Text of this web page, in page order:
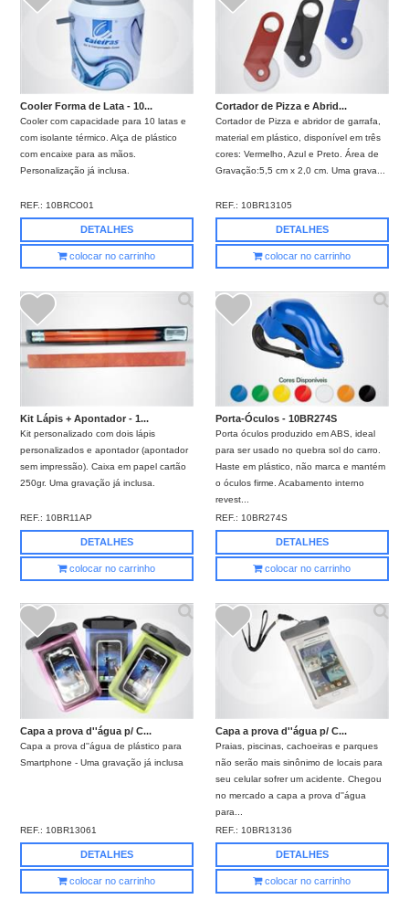
Cooler Forma de Lata - 10...
Cooler com capacidade para 10 latas e
com isolante térmico. Alça de plástico
com encaixe para as mãos.
Personalização já inclusa.
REF.:10BRCO01
DETALHES
colocar no carrinho
Cortador de Pizza e Abrid...
Cortador de Pizza e abridor de garrafa,
material em plástico, disponível em três
cores: Vermelho, Azul e Preto. Área de
Gravação:5,5 cm x 2,0 cm. Uma grava...
REF.:10BR13105
DETALHES
colocar no carrinho
Kit Lápis + Apontador - 1...
Kit personalizado com dois lápis
personalizados e apontador (apontador
sem impressão). Caixa em papel cartão
250gr. Uma gravação já inclusa.
REF.: 10BR11AP
DETALHES
colocar no carrinho
Porta-Óculos - 10BR274S
Porta óculos produzido em ABS, ideal
para ser usado no quebra sol do carro.
Haste em plástico, não marca e mantém
o óculos firme. Acabamento interno
revest...
REF.: 10BR274S
DETALHES
colocar no carrinho
Capa a prova d''água p/ C...
Capa a prova d''água de plástico para
Smartphone - Uma gravação já inclusa
REF.: 10BR13061
DETALHES
colocar no carrinho
Capa a prova d''água p/ C...
Praias, piscinas, cachoeiras e parques
não serão mais sinônimo de locais para
seu celular sofrer um acidente. Chegou
no mercado a capa a prova d''água
para...
REF.: 10BR13136
DETALHES
colocar no carrinho